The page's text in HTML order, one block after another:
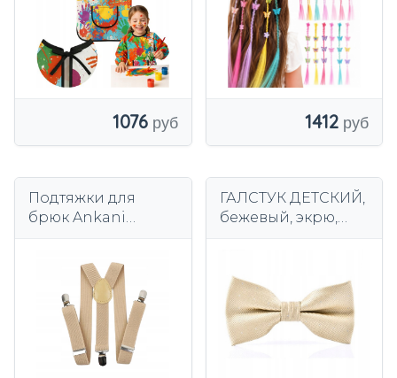
1076 1412
Подтяжки для
брюк Ankani
ГАЛСТУК ДЕТСКИЙ,
бежевый, экрю,